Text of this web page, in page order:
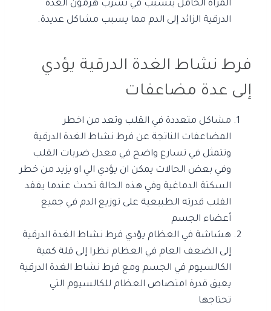
المراة الحامل يتسبب في تسرب هرمون الغدة
الدرقية الزائد إلى الدم مما يسبب مشاكل عديدة.
فرط نشاط الغدة الدرقية يؤدي
إلى عدة مضاعفات
مشاكل متعددة في القلب وتعد من اخطر
المضاعفات الناتجة عن فرط نشاط الغدة الدرقية
وتتمثل في تسارع واضح في معدل ضربات القلب
وفي بعض الحالات يمكن ان يؤدي الي او يزيد من خطر
السكتة الدماغية وفي هذه الحالة تحدث عندما يفقد
القلب قدرته الطبيعية على توزيع الدم في جميع
أعضاء الجسم
هشاشة في العظام يؤدي فرط نشاط الغدة الدرقية
إلى الضعف العام في العظام نظرا إلى قلة كمية
الكالسيوم في الجسم ومع فرط نشاط الغدة الدرقية
يعيق قدرة امتصاص العظام للكالسيوم التي
تحتاجها